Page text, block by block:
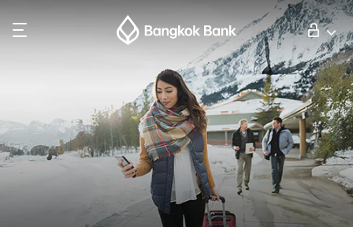
ลูกค้าธุรกิจ